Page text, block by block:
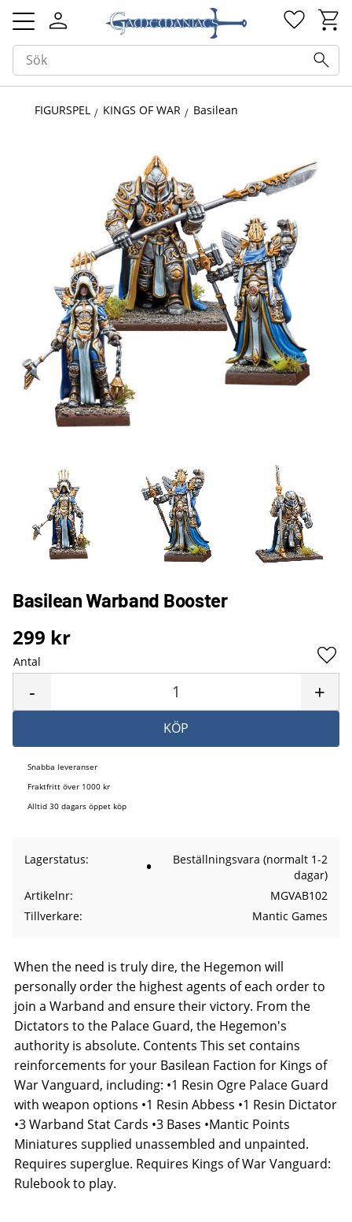
Meny
FIGURSPEL KINGS OF WAR Basilean
Basilean Warband Booster
299 kr
Antal
+
-
KÖP
Snabba leveranser
Fraktfritt över 1000 kr
Alltid 30 dagars öppet köp
Lagerstatus
Beställningsvara (normalt 1-2
dagar)
Artikelnr
MGVAB102
Tillverkare
Mantic Games
When the need is truly dire, the Hegemon will
personally order the highest agents of each order to
join a Warband and ensure their victory. From the
Dictators to the Palace Guard, the Hegemon's
authority is absolute. Contents This set contains
reinforcements for your Basilean Faction for Kings of
War Vanguard, including: •1 Resin Ogre Palace Guard
with weapon options •1 Resin Abbess •1 Resin Dictator
•3 Warband Stat Cards •3 Bases •Mantic Points
Miniatures supplied unassembled and unpainted.
Requires superglue. Requires Kings of War Vanguard:
Rulebook to play.